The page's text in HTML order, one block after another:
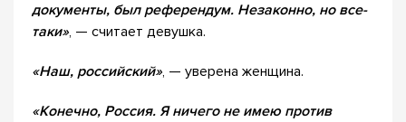
документы, был референдум. Незаконно, но все-
таки», — считает девушка.
«Наш, российский», — уверена женщина.
«Конечно, Россия. Я ничего не имею против